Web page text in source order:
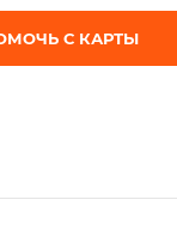
грамотности.
С КАРТЫ